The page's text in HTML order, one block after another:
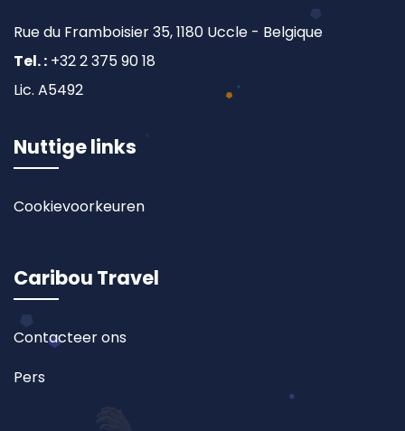
Rue du Framboisier 35, 1180 Uccle - Belgique
Tel. : +32 2 375 90 18
Lic. A5492
Nuttige links
Cookievoorkeuren
Caribou Travel
Contacteer ons
Pers